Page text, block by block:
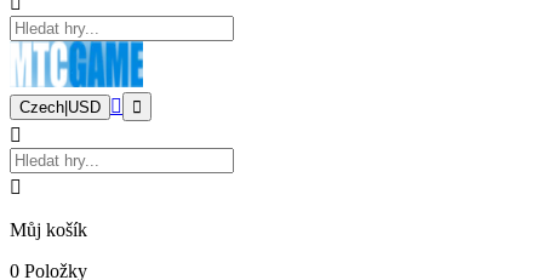
Czech USD
Můj košík
0 Položky